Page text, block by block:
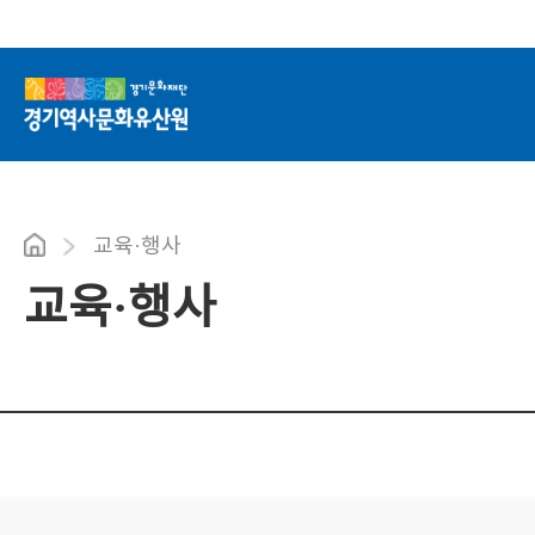
교육·행사
교육·행사